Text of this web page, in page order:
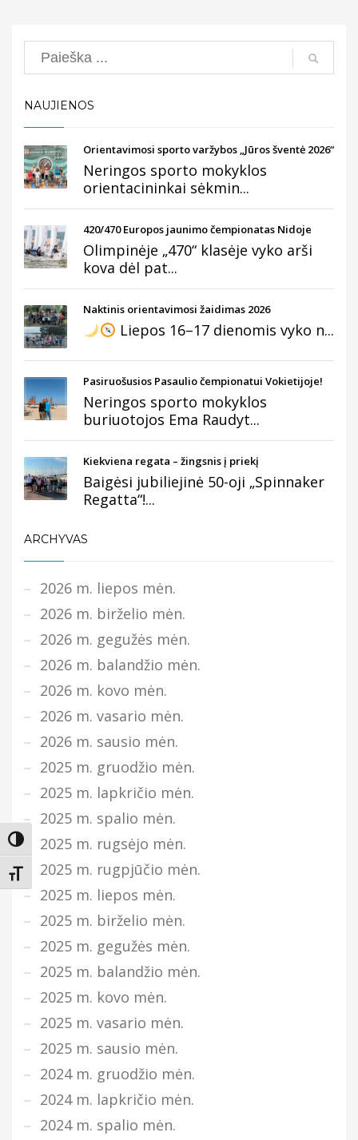
Įjungti didesnį kontrastą
Keisti teksto dydį
Search
NAUJIENOS
Orientavimosi sporto varžybos „Jūros šventė 2026“
Neringos sporto mokyklos
orientacininkai sėkmin...
420/470 Europos jaunimo čempionatas Nidoje
Olimpinėje „470“ klasėje vyko arši
kova dėl pat...
Naktinis orientavimosi žaidimas 2026
Liepos 16–17 dienomis vyko n...
Pasiruošusios Pasaulio čempionatui Vokietijoje!
Neringos sporto mokyklos
buriuotojos Ema Raudyt...
Kiekviena regata – žingsnis į priekį
Baigėsi jubiliejinė 50-oji „Spinnaker
Regatta“!...
ARCHYVAS
2026 m. liepos mėn.
2026 m. birželio mėn.
2026 m. gegužės mėn.
2026 m. balandžio mėn.
2026 m. kovo mėn.
2026 m. vasario mėn.
2026 m. sausio mėn.
2025 m. gruodžio mėn.
2025 m. lapkričio mėn.
2025 m. spalio mėn.
2025 m. rugsėjo mėn.
2025 m. rugpjūčio mėn.
2025 m. liepos mėn.
2025 m. birželio mėn.
2025 m. gegužės mėn.
2025 m. balandžio mėn.
2025 m. kovo mėn.
2025 m. vasario mėn.
2025 m. sausio mėn.
2024 m. gruodžio mėn.
2024 m. lapkričio mėn.
2024 m. spalio mėn.